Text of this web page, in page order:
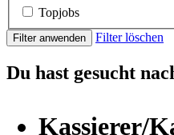
Topjobs
Filter anwenden Filter löschen
Du hast gesucht
Kassierer/